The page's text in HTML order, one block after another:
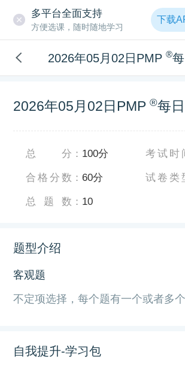
多平台全面支持
方便选课，随时随地学习
下载
2026年05月02日PMP ®
2026年05月02日PMP®每
总分 ： 100分
合格分数 ：60分
总题数 ： 10
考试时
试卷类
题型介绍
客观题
不定项选择，每个题有一个或者多个
自我提升-学习包